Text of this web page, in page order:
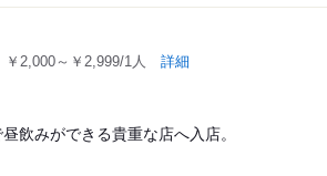
￥2,000～￥2,999/1人 詳細
飲みができる貴重な店へ入店。